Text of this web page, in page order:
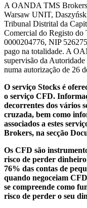
A OANDA TMS Brokers
Warsaw UNIT,
Tribunal Distrital da
Comercial do Registo
0000204776, NIP
pago na totalidade. A
supervisão da
numa autorização de 26
O serviço Stocks é
o serviço CFD.
decorrentes dos vários
cruzada, bem como
associados a estes
Brokers, na secção
Os CFD são
risco de perder
76% das contas de
quando negoceiam
se compreende como
risco de perder o seu